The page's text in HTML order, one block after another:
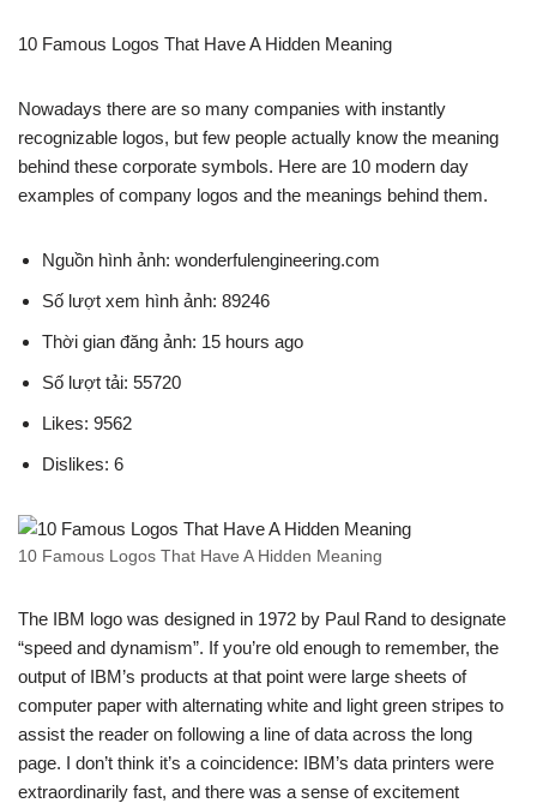
10 Famous Logos That Have A Hidden Meaning
Nowadays there are so many companies with instantly
recognizable logos, but few people actually know the meaning
behind these corporate symbols. Here are 10 modern day
examples of company logos and the meanings behind them.
Nguồn hình ảnh: wonderfulengineering.com
Số lượt xem hình ảnh: 89246
Thời gian đăng ảnh: 15 hours ago
Số lượt tải: 55720
Likes: 9562
Dislikes: 6
10 Famous Logos That Have A Hidden Meaning
The IBM logo was designed in 1972 by Paul Rand to designate
“speed and dynamism”. If you’re old enough to remember, the
output of IBM’s products at that point were large sheets of
computer paper with alternating white and light green stripes to
assist the reader on following a line of data across the long
page. I don’t think it’s a coincidence: IBM’s data printers were
extraordinarily fast, and there was a sense of excitement